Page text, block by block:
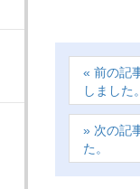
しました。
た。